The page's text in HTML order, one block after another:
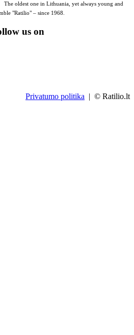
The oldest one in Lithuania, yet always young and
"Ratilio" – since 1968.
us on
Privatumo politika | © Ratilio.lt